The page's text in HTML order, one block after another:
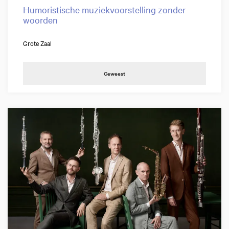
Humoristische muziekvoorstelling zonder
woorden
Grote Zaal
Geweest